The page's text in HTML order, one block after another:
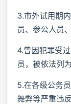
3.市外试用期
员、参公人员
4.曾因犯罪受
员，被依法列
5.在各级公务
舞弊等严重违